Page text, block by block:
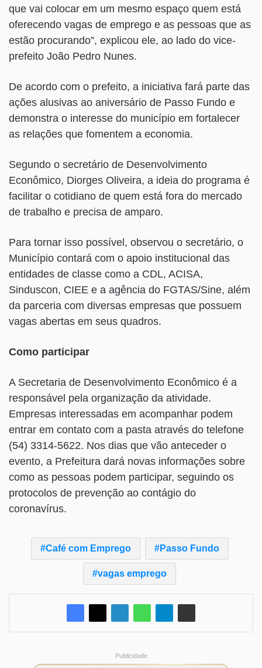
que vai colocar em um mesmo espaço quem está
oferecendo vagas de emprego e as pessoas que as
estão procurando”, explicou ele, ao lado do vice-
prefeito João Pedro Nunes.
De acordo com o prefeito, a iniciativa fará parte das
ações alusivas ao aniversário de Passo Fundo e
demonstra o interesse do município em fortalecer
as relações que fomentem a economia.
Segundo o secretário de Desenvolvimento
Econômico, Diorges Oliveira, a ideia do programa é
facilitar o cotidiano de quem está fora do mercado
de trabalho e precisa de amparo.
Para tornar isso possível, observou o secretário, o
Município contará com o apoio institucional das
entidades de classe como a CDL, ACISA,
Sinduscon, CIEE e a agência do FGTAS/Sine, além
da parceria com diversas empresas que possuem
vagas abertas em seus quadros.
Como participar
A Secretaria de Desenvolvimento Econômico é a
responsável pela organização da atividade.
Empresas interessadas em acompanhar podem
entrar em contato com a pasta através do telefone
(54) 3314-5622. Nos dias que vão anteceder o
evento, a Prefeitura dará novas informações sobre
como as pessoas podem participar, seguindo os
protocolos de prevenção ao contágio do
coronavírus.
Café com Emprego Passo Fundo
vagas emprego
Publicidade